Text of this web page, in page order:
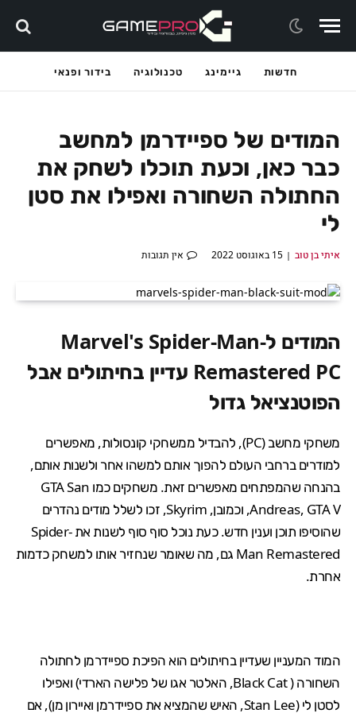
חדשות גיימינג טכנולוגיה בידור ופנאי
המודים של ספיידרמן למחשב
כבר כאן, וכעת תוכלו לשחק את
החתולה השחורה ואפילו את סטן
לי
איתי בן טוב 15 באוגוסט 2022 אין תגובות
המודים ל-Marvel's Spider-Man
Remastered PC עדיין בחיתולים אבל
הפוטנציאל גדול
משחקי מחשב (PC), להבדיל ממשחקי קונסולות, מאפשרים
למודרים ברחבי העולם להפוך אותם למשהו אחר ולשנות אותם,
בהנחה שהמפתחים מאפשרים זאת. משחקים כמו GTA San
Andreas, GTA V, וכמובן, Skyrim, זכו לשלל מודים נהדרים
שהוסיפו תוכן וענין חדש. כעת נוכל סוף סוף לשנות אתSpider-
Man Remastered גם, מה שאומר שנחזיר אותו למשחק כדמות
אחרת.
המוד המעניין שעדיין בחיתולים הוא הפיכת ספיידרמן לחתולה
השחורה (Black Cat, האלטר אגו של פלישה הארדי) ואפילו
לסטן לי (Stan Lee, האיש שהמציא את ספיידרמן ואיירון מן), אם